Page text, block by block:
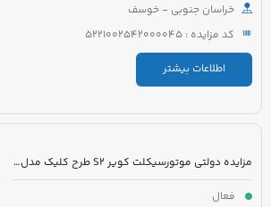
خراسان جنوبی - خوسف
کد مزایده : 5221002542000045
اطلاعات بیشتر
مزایده دولتی موتورسیکلت کویر S2 طرح کلیک مدل 1401 رنگ مشکی
فعال